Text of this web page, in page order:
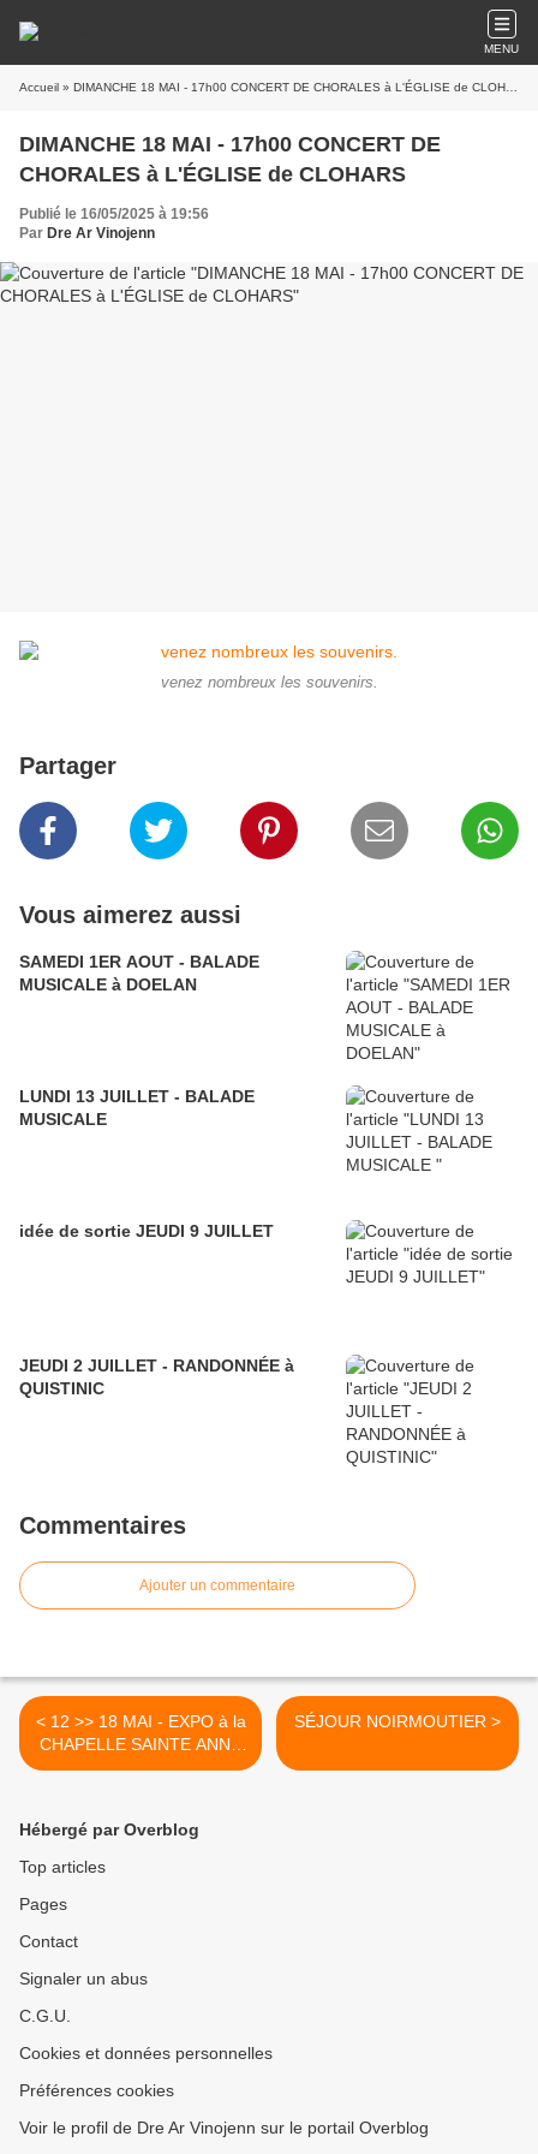
MENU
Accueil » DIMANCHE 18 MAI - 17h00 CONCERT DE CHORALES à L'ÉGLISE de CLOHARS
DIMANCHE 18 MAI - 17h00 CONCERT DE
CHORALES à L'ÉGLISE de CLOHARS
Publié le 16/05/2025 à 19:56
Par Dre Ar Vinojenn
venez nombreux les souvenirs.
Partager
Vous aimerez aussi
SAMEDI 1ER AOUT - BALADE
MUSICALE à DOELAN
LUNDI 13 JUILLET - BALADE
MUSICALE
idée de sortie JEUDI 9 JUILLET
JEUDI 2 JUILLET - RANDONNÉE à
QUISTINIC
Commentaires
Ajouter un commentaire
< 12 >> 18 MAI - EXPO à la
CHAPELLE SAINTE ANNE
à DOELAN
SÉJOUR NOIRMOUTIER >
Hébergé par Overblog
Top articles
Pages
Contact
Signaler un abus
C.G.U.
Cookies et données personnelles
Préférences cookies
Voir le profil de Dre Ar Vinojenn sur le portail Overblog